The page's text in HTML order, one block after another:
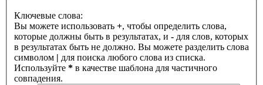
Ключевые слова:
Вы можете использовать +, чтобы определить слова,
которые должны быть в результатах, и - для слов, которых
в результатах быть не должно. Вы можете разделить слова
символом | для поиска любого слова из списка.
Используйте * в качестве шаблона для частичного
совпадения.